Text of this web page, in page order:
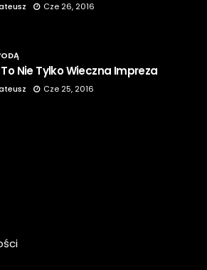
Cze 26, 2016
Nie Tylko Wieczna Impreza
Cze 25, 2016